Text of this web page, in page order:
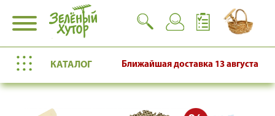
КАТАЛОГ Ближайшая доставка 13 августа